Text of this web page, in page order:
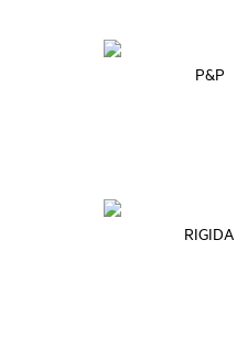
P&P
RIGIDA